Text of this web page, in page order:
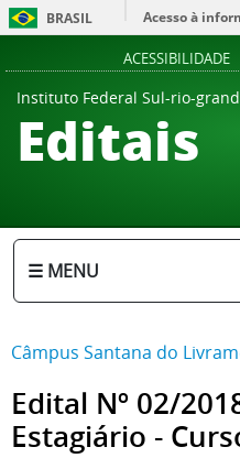
BRASIL
Acesso à
ACESSIBILIDADE
Instituto Federal Sul-rio-
Editais
☰ MENU
Câmpus Santana do
Edital Nº 02/
Estagiário -